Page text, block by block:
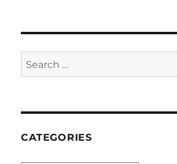
Search
for:
CATEGORIES